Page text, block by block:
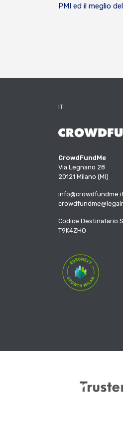
PMI ed il meglio
IT
CrowdFundMe
Via Legnano 28
20121 Milano (MI)
Codice Destinatario
T9K4ZHO